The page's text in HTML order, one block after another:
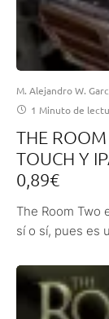
M. Alejandro W.
1 Minuto de
THE
TOUCH Y
0,89€
The Room Two
sí o sí, pues es